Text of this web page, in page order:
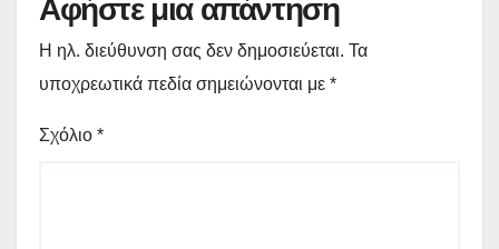
Αφήστε μια απάντηση
Η ηλ. διεύθυνση σας δεν δημοσιεύεται. Τα
υποχρεωτικά πεδία σημειώνονται με *
Σχόλιο *